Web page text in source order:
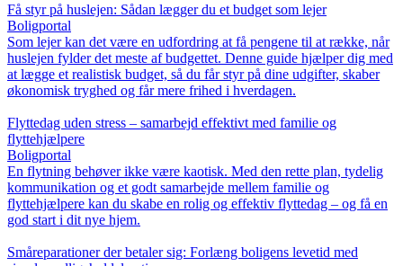
Få styr på huslejen: Sådan lægger du et budget som lejer
Boligportal
Som lejer kan det være en udfordring at få pengene til at række, når
huslejen fylder det meste af budgettet. Denne guide hjælper dig med
at lægge et realistisk budget, så du får styr på dine udgifter, skaber
økonomisk tryghed og får mere frihed i hverdagen.
Flyttedag uden stress – samarbejd effektivt med familie og
flyttehjælpere
Boligportal
En flytning behøver ikke være kaotisk. Med den rette plan, tydelig
kommunikation og et godt samarbejde mellem familie og
flyttehjælpere kan du skabe en rolig og effektiv flyttedag – og få en
god start i dit nye hjem.
Småreparationer der betaler sig: Forlæng boligens levetid med